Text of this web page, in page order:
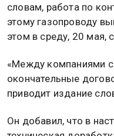
словам, работа по
этому газопроводу
этом в среду, 20 мая,
«Между компаниями
окончательные
приводит издание
Он добавил, что в